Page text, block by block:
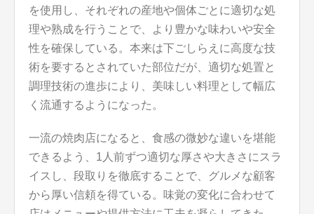
を使用し、それぞれの産地や個体ごとに適切な処
理や熟成を行うことで、より豊かな味わいや安全
性を確保している。本来は下ごしらえに高度な技
術を要するとされていた部位だが、適切な処置と
調理技術の進歩により、美味しい料理として幅広
く流通するようになった。
一流の焼肉店になると、食感の微妙な違いを堪能
できるよう、1人前ずつ適切な厚さや大きさにスラ
イスし、段取りを徹底することで、グルメな顧客
から厚い信頼を得ている。味覚の変化に合わせて